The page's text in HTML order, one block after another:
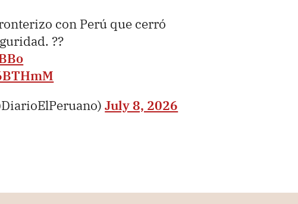
con Perú que cerró
??
July 8, 2026